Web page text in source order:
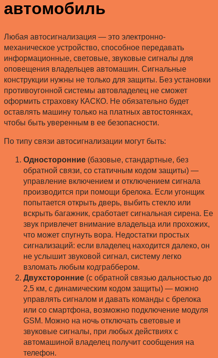
автомобиль
Любая автосигнализация — это электронно-
механическое устройство, способное передавать
информационные, световые, звуковые сигналы для
оповещения владельцев автомашин. Сигнальные
конструкции нужны не только для защиты. Без установки
противоугонной системы автовладелец не сможет
оформить страховку КАСКО. Не обязательно будет
оставлять машину только на платных автостоянках,
чтобы быть уверенным в ее безопасности.
По типу связи автосигнализации могут быть:
Односторонние (базовые, стандартные, без
обратной связи, со статичным кодом защиты) —
управление включением и отключением сигнала
производится при помощи брелока. Если угонщик
попытается открыть дверь, выбить стекло или
вскрыть багажник, сработает сигнальная сирена. Ее
звук привлечет внимание владельца или прохожих,
что может спугнуть вора. Недостатки простых
сигнализаций: если владелец находится далеко, он
не услышит звуковой сигнал, систему легко
взломать любым кодграббером.
Двухсторонние (с обратной связью дальностью до
2,5 км, с динамическим кодом защиты) — можно
управлять сигналом и давать команды с брелока
или со смартфона, возможно подключение модуля
GSM. Можно на ночь отключать световые и
звуковые сигналы, при любых действиях с
автомашиной владелец получит сообщения на
телефон.